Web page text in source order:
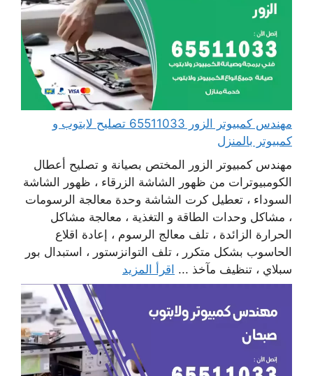
مهندس كمبيوتر الزور 65511033 تصليح لابتوب و
كمبيوتر بالمنزل
مهندس كمبيوتر الزور المختص بصيانة و تصليح أعطال
الكومبيوترات من ظهور الشاشة الزرقاء ، ظهور الشاشة
السوداء ، تعطيل كرت الشاشة وحدة معالجة الرسومات
، مشاكل وحدات الطاقة و التغذية ، معالجة مشاكل
الحرارة الزائدة ، تلف معالج الرسوم ، إعادة اقلاع
الحاسوب بشكل متكرر ، تلف التوانزستور ، استبدال بور
سبلاي ، تنظيف مآخذ ... اقرأ المزيد